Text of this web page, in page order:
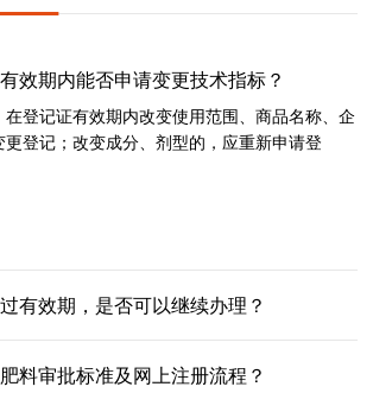
效期内能否申请变更技术指标？
登记证有效期内改变使用范围、商品名称、企
登记；改变成分、剂型的，应重新申请登
有效期，是否可以继续办理？
料审批标准及网上注册流程？